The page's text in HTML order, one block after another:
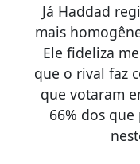
Já Haddad
mais
Ele fideliza
que o rival faz
que votaram
66% dos